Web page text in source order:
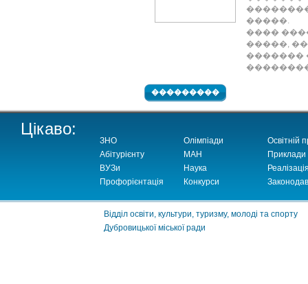
�����.
����
�����,
�������
Цікаво:
ЗНО
Абітурієнту
ВУЗи
Профорієнтація
Олімпіади
МАН
Наука
Конкурси
Освітній
Приклади
Відділ освіти, культури, туризму, молоді та спорту
Дубровицької міської ради